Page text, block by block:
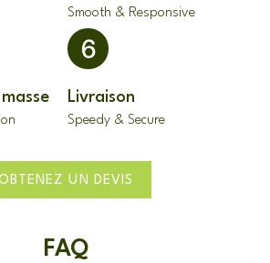
Smooth & Responsive
Livraison
Speedy & Secure
UN DEVIS
FAQ